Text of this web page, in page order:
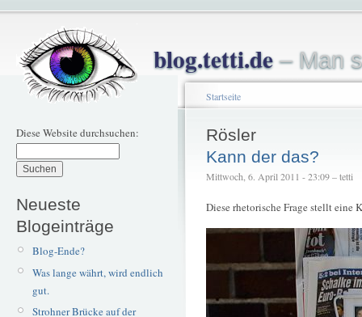
blog.tetti.de– Man
Diese Website durchsuchen:
Neueste
Blogeinträge
Blog-Ende?
Was lange währt, wird endlich
gut.
Strohner Brücke auf der
Startseite
Rösler
Kann der das?
Mittwoch, 6. April 2011 - 23:09 – tetti
Diese rhetorische Frage stellt eine